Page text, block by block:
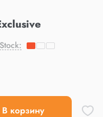
Stock:
В корзину